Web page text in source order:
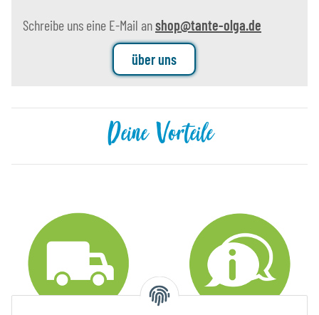
Schreibe uns eine E-Mail anshop@tante-olga.de
über uns
Deine Vorteile